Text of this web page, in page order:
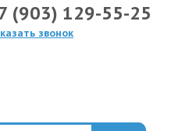
(903) 129-55-25
звонок